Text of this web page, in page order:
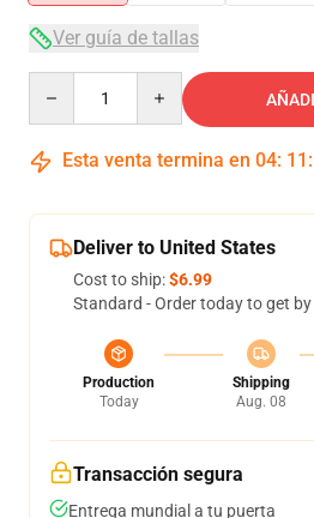
Ver guía de tallas
Esta venta termina en 04: 11 :
Deliver to United States
Cost to ship:$6.99
Standard - Order today to get by
Production
Today
Shipping
Aug. 08
Transacción segura
Entrega mundial a tu puerta